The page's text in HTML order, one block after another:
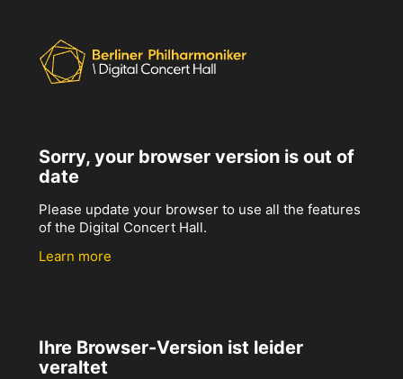
Sorry, your browser version is out of
date
Please update your browser to use all the features
of the Digital Concert Hall.
Learn more
Ihre Browser-Version ist leider
veraltet